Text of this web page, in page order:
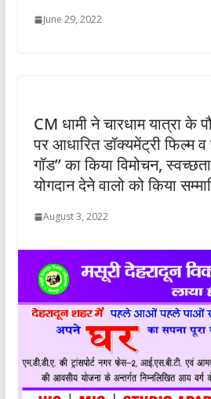
June 29, 2022
CM धामी ने चारधाम यात्रा के
पर आधारित डॉक्यमेंट्री फिल्म व
गॉड’’ का किया विमोचन,
योगदान देने वालो को किया
August 3, 2022